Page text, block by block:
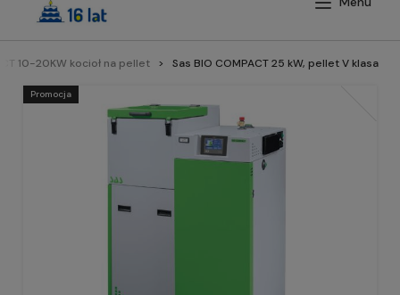
10-20KW kocioł na pellet Sas BIO COMPACT 25 kW, pellet V klasa
Promocja